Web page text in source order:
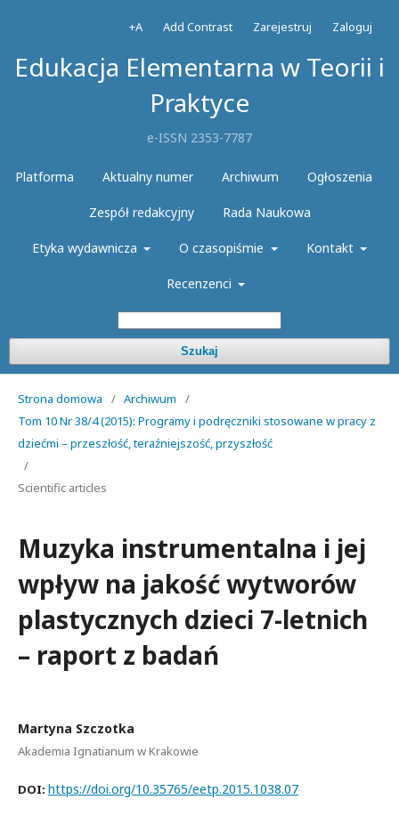
Edukacja Elementarna w Teorii i
Praktyce
e-ISSN 2353-7787
Platforma Aktualny numer Archiwum Ogłoszenia
Zespół redakcyjny Rada Naukowa
Etyka wydawnicza O czasopiśmie Kontakt
Recenzenci
Szukaj
+A Add Contrast Zarejestruj Zaloguj
Strona domowa / Archiwum
/
Tom 10 Nr 38/4 (2015): Programy i podręczniki stosowane w pracy z
dziećmi – przeszłość, teraźniejszość, przyszłość
/
Scientific articles
Muzyka instrumentalna i jej
wpływ na jakość wytworów
plastycznych dzieci 7-letnich
– raport z badań
Martyna Szczotka
Akademia Ignatianum w Krakowie
DOI: https://doi.org/10.35765/eetp.2015.1038.07